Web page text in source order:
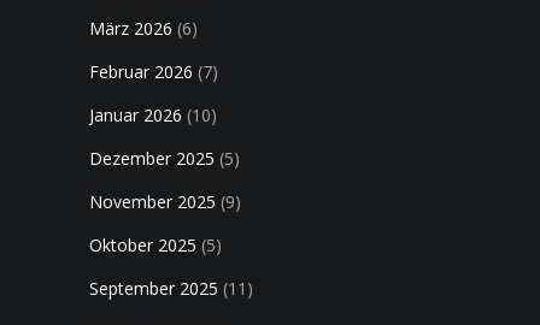
März 2026 (6)
Februar 2026 (7)
Januar 2026 (10)
Dezember 2025 (5)
November 2025 (9)
Oktober 2025 (5)
September 2025 (11)